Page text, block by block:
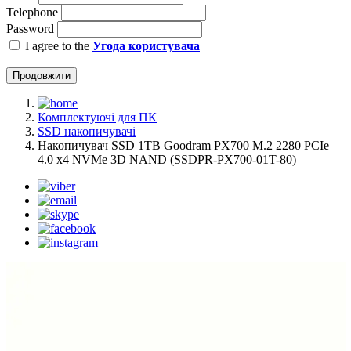
Telephone
Password
I agree to the Угода користувача
Продовжити
Комплектуючі для ПК
SSD накопичувачі
Накопичувач SSD 1TB Goodram PX700 M.2 2280 PCIe
4.0 x4 NVMe 3D NAND (SSDPR-PX700-01T-80)